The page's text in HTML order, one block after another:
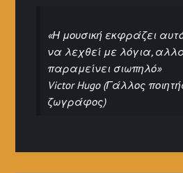
«Η μουσική εκφράζει
να λεχθεί με λόγια,
παραμείνει σιωπηλό»
Victor Hugo (Γάλλος
ζωγράφος)